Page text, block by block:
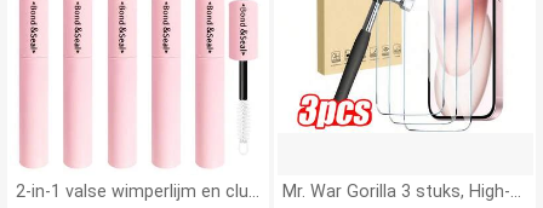
2-in-1 valse wimperlijm en clus
Mr. War Gorilla 3 stuks, High-D